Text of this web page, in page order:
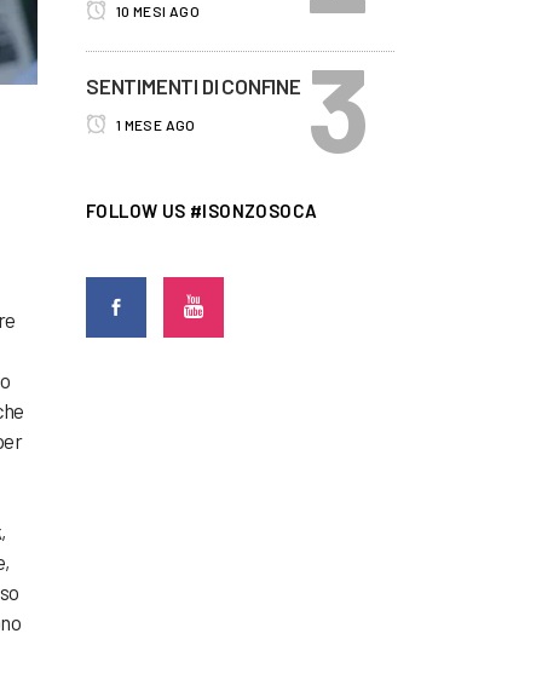
10 MESI AGO
SENTIMENTI DI CONFINE
1 MESE AGO
FOLLOW US #ISONZOSOCA